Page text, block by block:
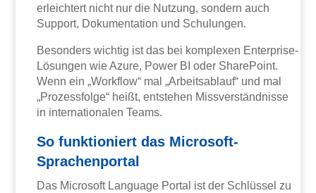
erleichtert nicht nur die Nutzung, sondern auch
Support, Dokumentation und Schulungen.
Besonders wichtig ist das bei komplexen Enterprise-
Lösungen wie Azure, Power BI oder SharePoint.
Wenn ein „Workflow“ mal „Arbeitsablauf“ und mal
„Prozessfolge“ heißt, entstehen Missverständnisse
in internationalen Teams.
So funktioniert das Microsoft-
Sprachenportal
Das Microsoft Language Portal ist der Schlüssel zu